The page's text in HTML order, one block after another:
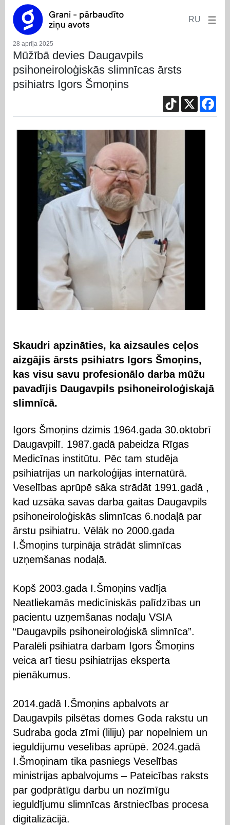
RU
28 aprīļa 2025
Mūžībā devies Daugavpils
psihoneiroloģiskās slimnīcas ārsts
psihiatrs Igors Šmoņins
TikTok
X
Skaudri apzināties, ka aizsaules ceļos
aizgājis ārsts psihiatrs Igors Šmoņins,
kas visu savu profesionālo darba mūžu
pavadījis Daugavpils psihoneiroloģiskajā
slimnīcā.
Igors Šmoņins dzimis 1964.gada 30.oktobrī
Daugavpilī. 1987.gadā pabeidza Rīgas
Medicīnas institūtu. Pēc tam studēja
psihiatrijas un narkoloģijas internatūrā.
Veselības aprūpē sāka strādāt 1991.gadā ,
kad uzsāka savas darba gaitas Daugavpils
psihoneiroloģiskās slimnīcas 6.nodaļā par
ārstu psihiatru. Vēlāk no 2000.gada
I.Šmoņins turpināja strādāt slimnīcas
uzņemšanas nodaļā.
Kopš 2003.gada I.Šmoņins vadīja
Neatliekamās medicīniskās palīdzības un
pacientu uzņemšanas nodaļu VSIA
“Daugavpils psihoneiroloģiskā slimnīca”.
Paralēli psihiatra darbam Igors Šmoņins
veica arī tiesu psihiatrijas eksperta
pienākumus.
2014.gadā I.Šmoņins apbalvots ar
Daugavpils pilsētas domes Goda rakstu un
Sudraba goda zīmi (liliju) par nopelniem un
ieguldījumu veselības aprūpē. 2024.gadā
I.Šmoņinam tika pasniegs Veselības
ministrijas apbalvojums – Pateicības raksts
par godprātīgu darbu un nozīmīgu
ieguldījumu slimnīcas ārstniecības procesa
digitalizācijā.